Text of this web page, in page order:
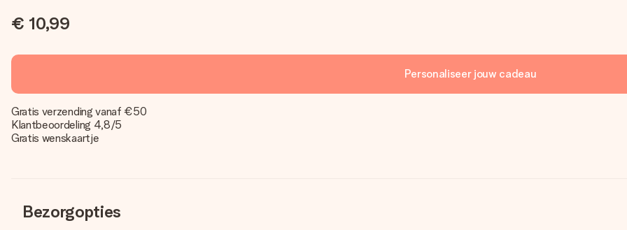
€ 10,99
Personaliseer jouw cadeau
Gratis verzending vanaf €50
Klantbeoordeling 4,8/5
Gratis wenskaartje
Bezorgopties